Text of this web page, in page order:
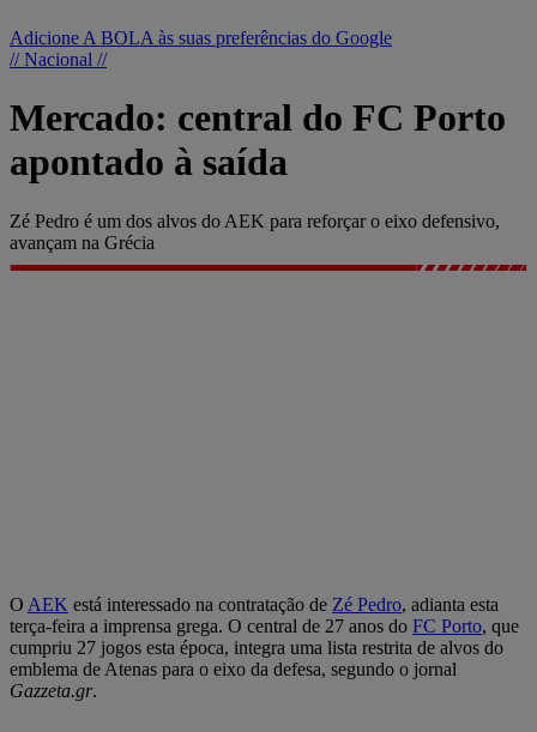
Adicione A BOLA às suas preferências do Google
// Nacional //
Mercado: central do FC Porto
apontado à saída
Zé Pedro é um dos alvos do AEK para reforçar o eixo defensivo,
avançam na Grécia
O AEK está interessado na contratação de Zé Pedro, adianta esta
terça-feira a imprensa grega. O central de 27 anos do FC Porto, que
cumpriu 27 jogos esta época, integra uma lista restrita de alvos do
emblema de Atenas para o eixo da defesa, segundo o jornal
Gazzeta.gr.